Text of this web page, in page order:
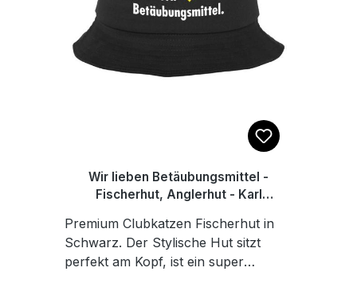
Wir lieben Betäubungsmittel -
Fischerhut, Anglerhut - Karl
Premium Clubkatzen Fischerhut in
Schwarz. Der Stylische Hut sitzt
perfekt am Kopf, ist ein super